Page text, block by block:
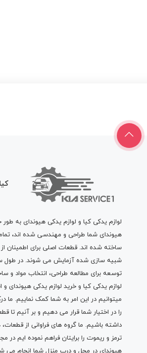
لوازم یدکی کیا و لوازم یدکی هیوندای به
هیوندای شما طراحی و مهندسی شده اند، تمام
ساخته شده اند. قطعات اصلی برای اطمینان
شبیه سازی شده آزمایش می شوند. در طول
توسعه برای مطالعه طراحی، انتخاب مواد
لوازم یدکی کیا و خرید لوازم یدکی هیوندای و
میتوانیم در این امر به شما کمک نماییم. ما
را در اختیار شما قرار می دهیم و بر آنیم تا
داشته باشیم. ما گروه های فراوانی از
ترمز و ریموت را برایتان فراهم نموده ایم
هیوندای در محل و درب منزل شما انجام می